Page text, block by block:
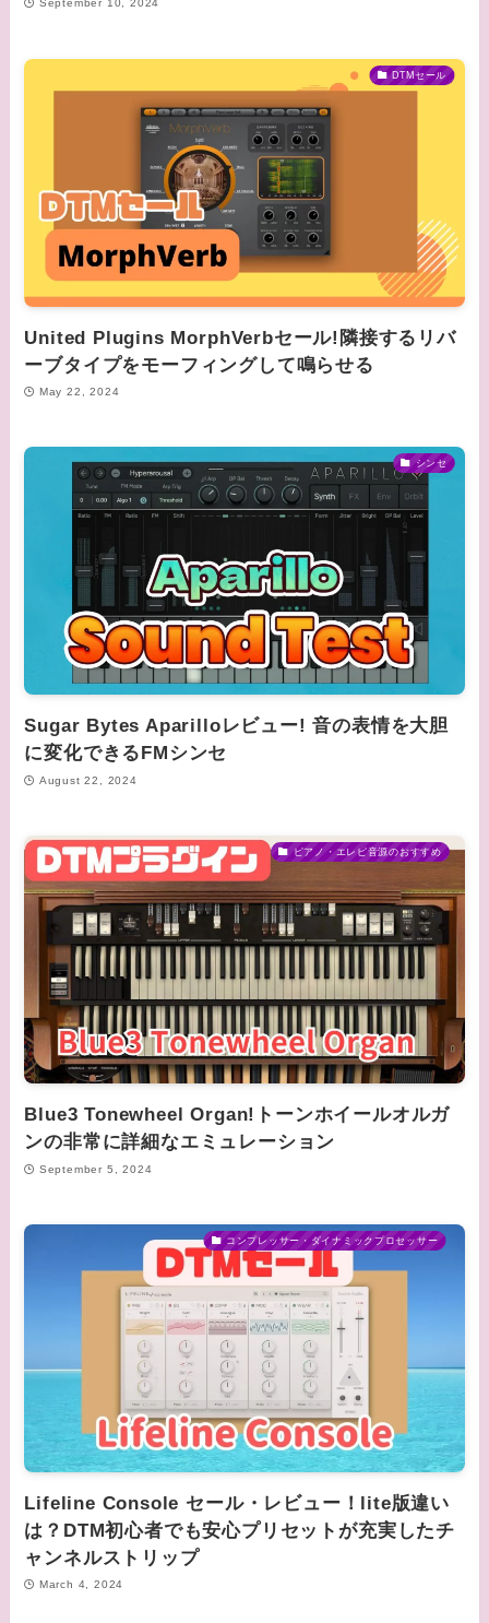
September 10, 2024
DTMセール
United Plugins MorphVerbセール!隣接するリバ
ーブタイプをモーフィングして鳴らせる
May 22, 2024
シンセ
Sugar Bytes Aparilloレビュー! 音の表情を大胆
に変化できるFMシンセ
August 22, 2024
ピアノ・エレピ音源のおすすめ
Blue3 Tonewheel Organ!トーンホイールオルガ
ンの非常に詳細なエミュレーション
September 5, 2024
コンプレッサー・ダイナミックプロセッサー
Lifeline Console セール・レビュー！lite版違い
は？DTM初心者でも安心プリセットが充実したチ
ャンネルストリップ
March 4, 2024